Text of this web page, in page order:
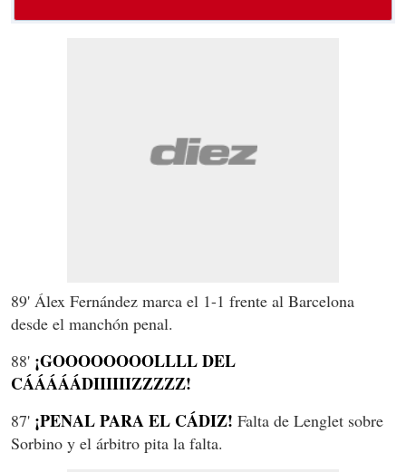
89' Álex Fernández marca el 1-1 frente al Barcelona
desde el manchón penal.
88' ¡GOOOOOOOOLLLL DEL
CÁÁÁÁÁDIIIIIIZZZZZ!
87' ¡PENAL PARA EL CÁDIZ! Falta de Lenglet sobre
Sorbino y el árbitro pita la falta.